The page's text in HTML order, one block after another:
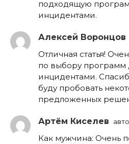
подходящую
инцидентами.
Алексей Воронцов
Отличная статья!
по выбору программ
инцидентами.
буду пробовать
предложенных
Артём Киселев
Как мужчина: Очень